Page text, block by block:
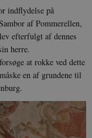
indflydelse på
af Pommerellen,
efterfulgt af dennes
herre.
at rokke ved dette
en af grundene til